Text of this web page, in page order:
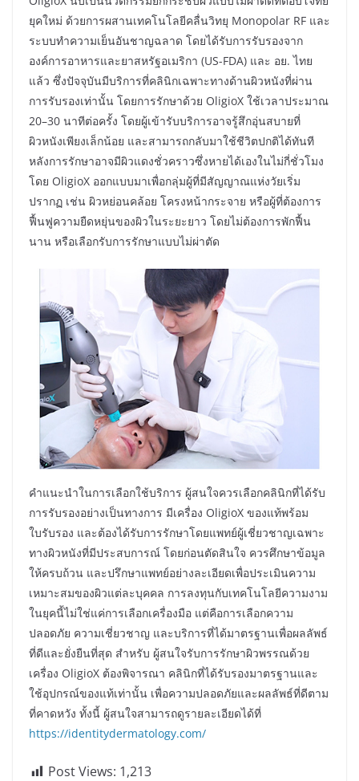
ยุคใหม่ ด้วยการผสานเทคโนโลยีคลื่นวิทยุ Monopolar RF และ
ระบบทำความเย็นอันชาญฉลาด โดยได้รับการรับรองจาก
องค์การอาหารและยาสหรัฐอเมริกา (US-FDA) และ อย. ไทย
แล้ว ซึ่งปัจจุบันมีบริการที่คลินิกเฉพาะทางด้านผิวหนังที่ผ่าน
การรับรองเท่านั้น โดยการรักษาด้วย OligioX ใช้เวลาประมาณ
20–30 นาทีต่อครั้ง โดยผู้เข้ารับบริการอาจรู้สึกอุ่นสบายที่
ผิวหนังเพียงเล็กน้อย และสามารถกลับมาใช้ชีวิตปกติได้ทันที
หลังการรักษาอาจมีผิวแดงชั่วคราวซึ่งหายได้เองในไม่กี่ชั่วโมง
โดย OligioX ออกแบบมาเพื่อกลุ่มผู้ที่มีสัญญาณแห่งวัยเริ่ม
ปรากฏ เช่น ผิวหย่อนคล้อย โครงหน้ากระจาย หรือผู้ที่ต้องการ
ฟื้นฟูความยืดหยุ่นของผิวในระยะยาว โดยไม่ต้องการพักฟื้น
นาน หรือเลือกรับการรักษาแบบไม่ผ่าตัด
คำแนะนำในการเลือกใช้บริการ ผู้สนใจควรเลือกคลินิกที่ได้รับ
การรับรองอย่างเป็นทางการ มีเครื่อง OligioX ของแท้พร้อม
ใบรับรอง และต้องได้รับการรักษาโดยแพทย์ผู้เชี่ยวชาญเฉพาะ
ทางผิวหนังที่มีประสบการณ์ โดยก่อนตัดสินใจ ควรศึกษาข้อมูล
ให้ครบถ้วน และปรึกษาแพทย์อย่างละเอียดเพื่อประเมินความ
เหมาะสมของผิวแต่ละบุคคล การลงทุนกับเทคโนโลยีความงาม
ในยุคนี้ไม่ใช่แค่การเลือกเครื่องมือ แต่คือการเลือกความ
ปลอดภัย ความเชี่ยวชาญ และบริการที่ได้มาตรฐานเพื่อผลลัพธ์
ที่ดีและยั่งยืนที่สุด สำหรับ ผู้สนใจรับการรักษาผิวพรรณด้วย
เครื่อง OligioX ต้องพิจารณา คลินิกที่ได้รับรองมาตรฐานและ
ใช้อุปกรณ์ของแท้เท่านั้น เพื่อความปลอดภัยและผลลัพธ์ที่ดีตาม
ที่คาดหวัง ทั้งนี้ ผู้สนใจสามารถดูรายละเอียดได้ที่
https://identitydermatology.com/
Post Views: 1,213